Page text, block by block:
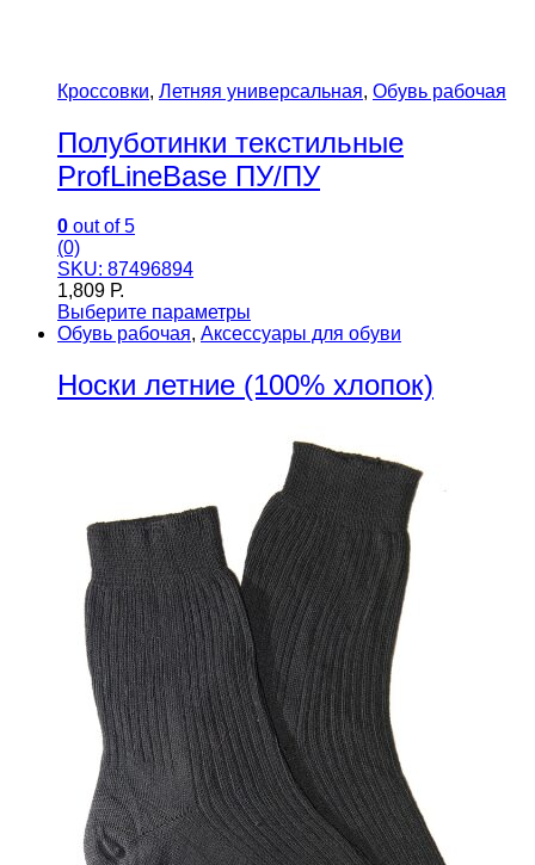
Кроссовки, Летняя универсальная, Обувь рабочая
Полуботинки текстильные
ProfLineBase ПУ/ПУ
0 out of 5
(0)
SKU: 87496894
1,809 Р.
Выберите параметры
Обувь рабочая, Аксессуары для обуви
Носки летние (100% хлопок)